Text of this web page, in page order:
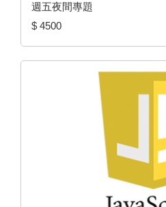
週五夜間專題
$ 4500